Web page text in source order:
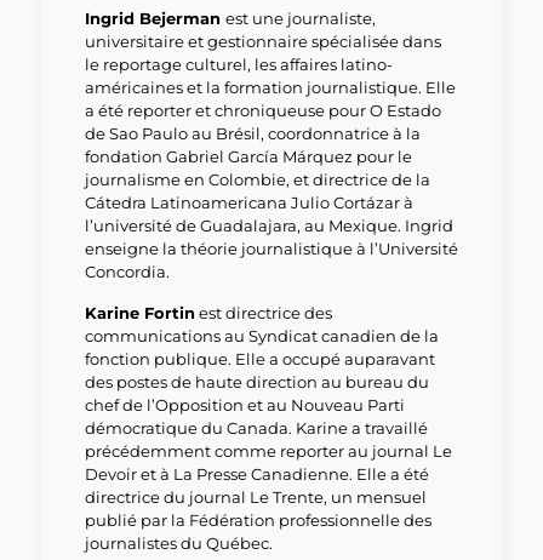
Ingrid Bejerman est une journaliste,
universitaire et gestionnaire spécialisée dans
le reportage culturel, les affaires latino-
américaines et la formation journalistique. Elle
a été reporter et chroniqueuse pour O Estado
de Sao Paulo au Brésil, coordonnatrice à la
fondation Gabriel García Márquez pour le
journalisme en Colombie, et directrice de la
Cátedra Latinoamericana Julio Cortázar à
l’université de Guadalajara, au Mexique. Ingrid
enseigne la théorie journalistique à l’Université
Concordia.
Karine Fortinest directrice des
communications au Syndicat canadien de la
fonction publique. Elle a occupé auparavant
des postes de haute direction au bureau du
chef de l’Opposition et au Nouveau Parti
démocratique du Canada. Karine a travaillé
précédemment comme reporter au journal Le
Devoir et à La Presse Canadienne. Elle a été
directrice du journal Le Trente, un mensuel
publié par la Fédération professionnelle des
journalistes du Québec.